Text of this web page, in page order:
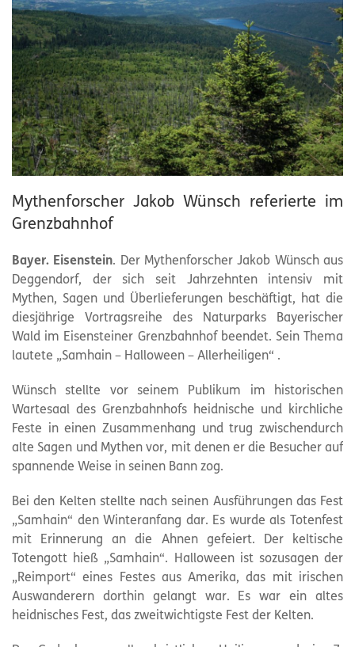
Mythenforscher Jakob Wünsch referierte im
Grenzbahnhof
Bayer. Eisenstein. Der Mythenforscher Jakob Wünsch aus
Deggendorf, der sich seit Jahrzehnten intensiv mit
Mythen, Sagen und Überlieferungen beschäftigt, hat die
diesjährige Vortragsreihe des Naturparks Bayerischer
Wald im Eisensteiner Grenzbahnhof beendet. Sein Thema
lautete „Samhain – Halloween – Allerheiligen“ .
Wünsch stellte vor seinem Publikum im historischen
Wartesaal des Grenzbahnhofs heidnische und kirchliche
Feste in einen Zusammenhang und trug zwischendurch
alte Sagen und Mythen vor, mit denen er die Besucher auf
spannende Weise in seinen Bann zog.
Bei den Kelten stellte nach seinen Ausführungen das Fest
„Samhain“ den Winteranfang dar. Es wurde als Totenfest
mit Erinnerung an die Ahnen gefeiert. Der keltische
Totengott hieß „Samhain“. Halloween ist sozusagen der
„Reimport“ eines Festes aus Amerika, das mit irischen
Auswanderern dorthin gelangt war. Es war ein altes
heidnisches Fest, das zweitwichtigste Fest der Kelten.